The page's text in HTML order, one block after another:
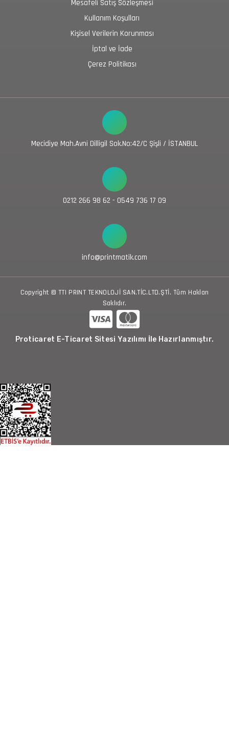
Mesafeli Satış Sözleşmesi
Kullanım Koşulları
Kişisel Verilerin Korunması
İptal ve İade
Çerez Politikası
Mecidiye Mah.Avni Dilligil Sok.No:42/C Şişli / İSTANBUL
0212 266 98 62 - 0549 736 17 09
info@printmatik.com
Copyright © TTI PRINT TEKNOLOJİ SAN.TİC.LTD.ŞTİ. Tüm Hakları
Saklıdır.
Proticaret E-Ticaret Sitesi Yazılımı İle Hazırlanmıştır.